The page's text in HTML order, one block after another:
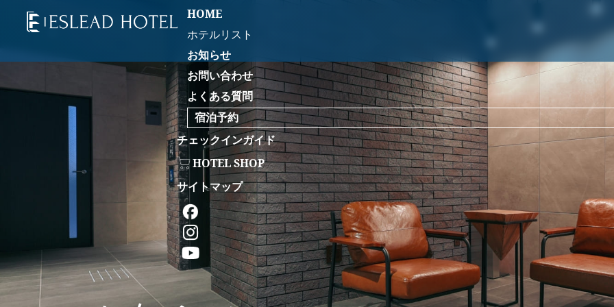
HOME
ホテルリスト
お知らせ
お問い合わせ
よくある質問
宿泊予約
チェックインガイド
HOTEL SHOP
サイトマップ